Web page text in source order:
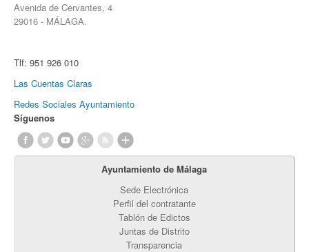
Avenida de Cervantes, 4
29016 - MÁLAGA.
Tlf: 951 926 010
Las Cuentas Claras
Redes Sociales Ayuntamiento
Síguenos
Ayuntamiento de Málaga
Sede Electrónica
Perfil del contratante
Tablón de Edictos
Juntas de Distrito
Transparencia